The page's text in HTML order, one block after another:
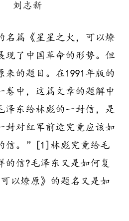
刘志新
名篇《星星之火，可以燎
现了中国革命的形势。但
来的题目。在1991年版的
卷中，这篇文章的题解中
东给林彪的一封信，是
封对红军前途究竟应该如
信。”[1]林彪究竟给毛
的信?毛泽东又是如何复
以燎原》的题名又是如